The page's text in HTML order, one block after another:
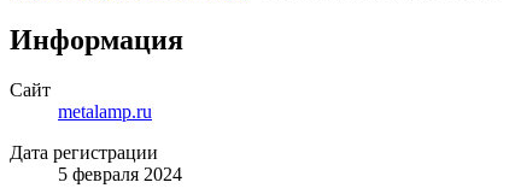
Информация
Сайт
metalamp.ru
Дата регистрации
5 февраля 2024